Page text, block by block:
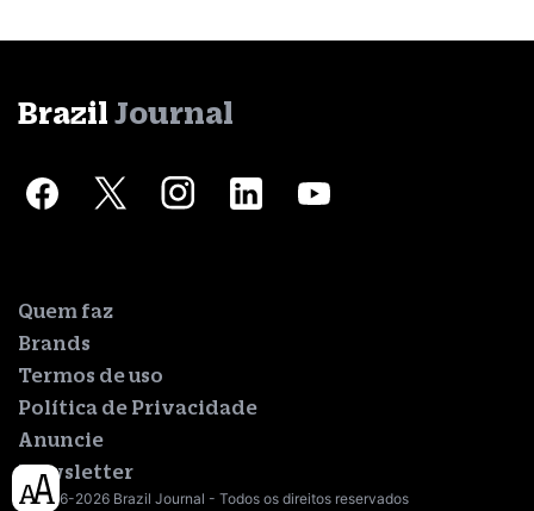
Brazil Journal
Quem faz
Brands
Termos de uso
Política de Privacidade
Anuncie
Newsletter
© 2016-2026 Brazil Journal - Todos os direitos reservados